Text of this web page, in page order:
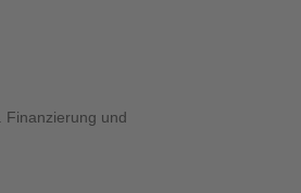
Finanzierung und